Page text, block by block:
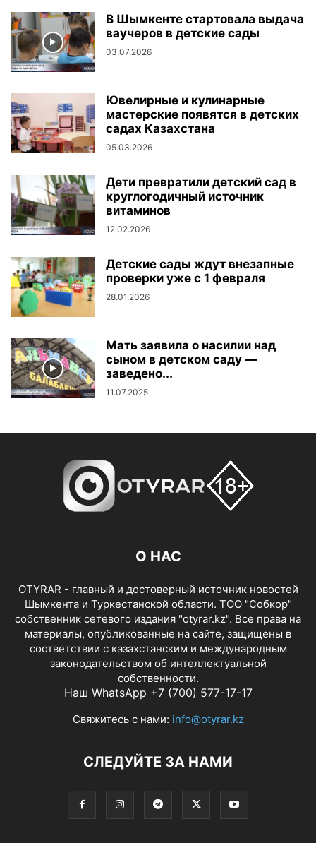
В Шымкенте стартовала выдача
ваучеров в детские сады
03.07.2026
Ювелирные и кулинарные
мастерские появятся в детских
садах Казахстана
05.03.2026
Дети превратили детский сад в
круглогодичный источник
витаминов
12.02.2026
Детские сады ждут внезапные
проверки уже с 1 февраля
28.01.2026
Мать заявила о насилии над
сыном в детском саду —
заведено...
11.07.2025
О НАС
OTYRAR - главный и достоверный источник новостей
Шымкента и Туркестанской области. ТОО "Собкор"
собственник сетевого издания "otyrar.kz". Все права на
материалы, опубликованные на сайте, защищены в
соответствии с казахстанским и международным
законодательством об интеллектуальной
собственности.
Наш WhatsApp +7 (700) 577-17-17
Свяжитесь с нами: info@otyrar.kz
СЛЕДУЙТЕ ЗА НАМИ